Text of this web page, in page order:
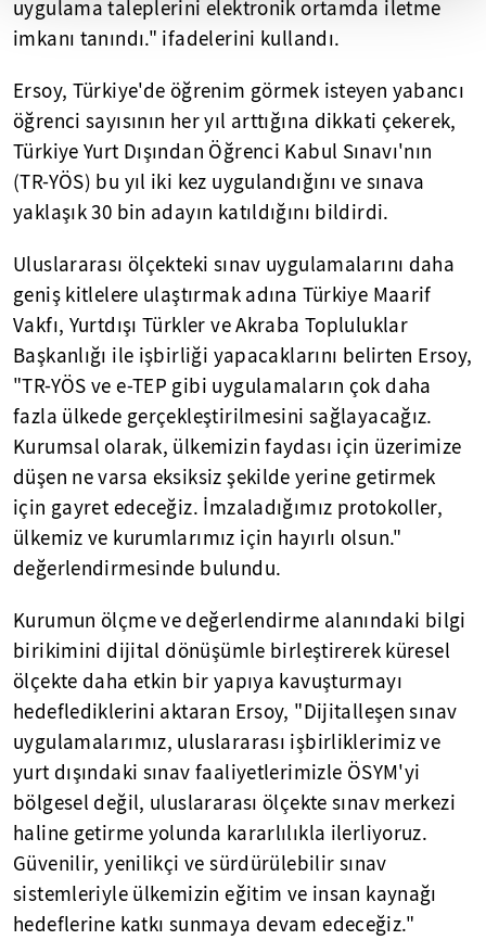
uygulama taleplerini elektronik ortamda iletme
imkanı tanındı." ifadelerini kullandı.
Ersoy, Türkiye'de öğrenim görmek isteyen yabancı
öğrenci sayısının her yıl arttığına dikkati çekerek,
Türkiye Yurt Dışından Öğrenci Kabul Sınavı'nın
(TR-YÖS) bu yıl iki kez uygulandığını ve sınava
yaklaşık 30 bin adayın katıldığını bildirdi.
Uluslararası ölçekteki sınav uygulamalarını daha
geniş kitlelere ulaştırmak adına Türkiye Maarif
Vakfı, Yurtdışı Türkler ve Akraba Topluluklar
Başkanlığı ile işbirliği yapacaklarını belirten Ersoy,
"TR-YÖS ve e-TEP gibi uygulamaların çok daha
fazla ülkede gerçekleştirilmesini sağlayacağız.
Kurumsal olarak, ülkemizin faydası için üzerimize
düşen ne varsa eksiksiz şekilde yerine getirmek
için gayret edeceğiz. İmzaladığımız protokoller,
ülkemiz ve kurumlarımız için hayırlı olsun."
değerlendirmesinde bulundu.
Kurumun ölçme ve değerlendirme alanındaki bilgi
birikimini dijital dönüşümle birleştirerek küresel
ölçekte daha etkin bir yapıya kavuşturmayı
hedeflediklerini aktaran Ersoy, "Dijitalleşen sınav
uygulamalarımız, uluslararası işbirliklerimiz ve
yurt dışındaki sınav faaliyetlerimizle ÖSYM'yi
bölgesel değil, uluslararası ölçekte sınav merkezi
haline getirme yolunda kararlılıkla ilerliyoruz.
Güvenilir, yenilikçi ve sürdürülebilir sınav
sistemleriyle ülkemizin eğitim ve insan kaynağı
hedeflerine katkı sunmaya devam edeceğiz."